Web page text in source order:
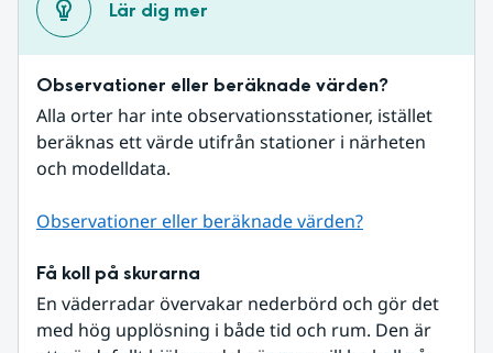
Lär dig mer
Observationer eller beräknade värden?
Alla orter har inte observationsstationer, istället
beräknas ett värde utifrån stationer i närheten
och modelldata.
Observationer eller beräknade värden?
Få koll på skurarna
En väderradar övervakar nederbörd och gör det
med hög upplösning i både tid och rum. Den är